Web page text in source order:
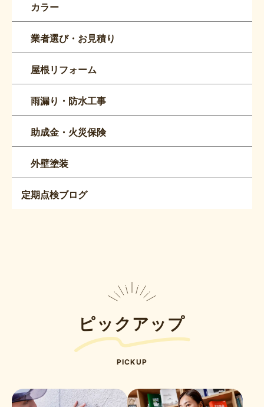
カラー
業者選び・お見積り
屋根リフォーム
雨漏り・防水工事
助成金・火災保険
外壁塗装
定期点検ブログ
ピックアップ
PICKUP